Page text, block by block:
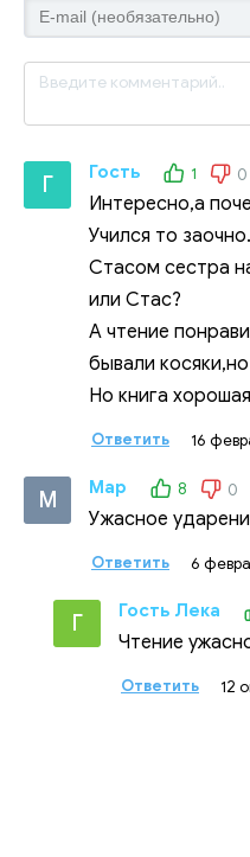
Г Гость 1 0
Интересно,а
Учился то
Стасом сестра
или Стас?
А чтение
бывали
Но книга
Ответить 16
М Мар 8 0
Ужасное
Ответить 6
Г Гость Лека
Чтение
Ответить 12